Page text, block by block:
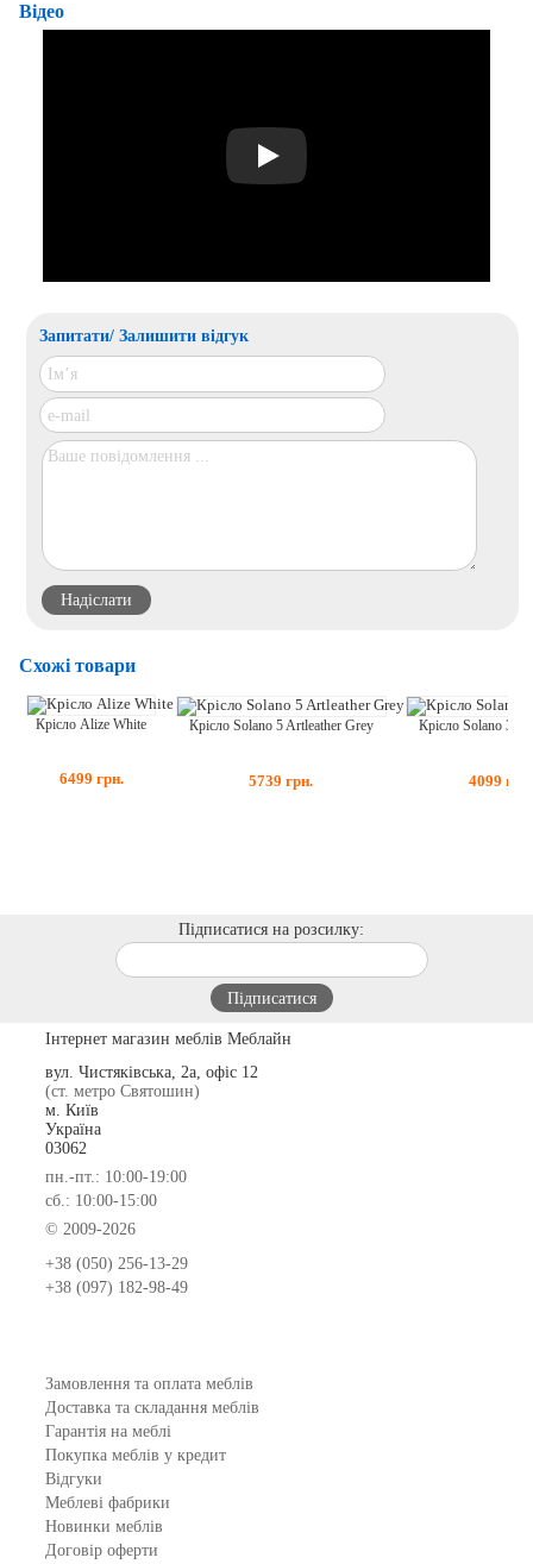
Відео
Play
Запитати/ Залишити відгук
Схожі товари
Крісло Alize White
6499 грн.
Крісло Solano 5 Artleather Grey
5739 грн.
Крісло Solano 3
4099 грн.
Підписатися на розсилку:
Інтернет магазин меблів Меблайн
вул. Чистяківська, 2а, офіс 12
(ст. метро Святошин)
м. Київ
Україна
03062
пн.-пт.: 10:00-19:00
сб.: 10:00-15:00
© 2009-2026
+38 (050) 256-13-29
+38 (097) 182-98-49
Замовлення та оплата меблів
Доставка та складання меблів
Гарантія на меблі
Покупка меблів у кредит
Відгуки
Меблеві фабрики
Новинки меблів
Договір оферти